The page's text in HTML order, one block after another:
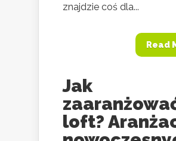
znajdzie coś dla...
Read
Jak
loft?